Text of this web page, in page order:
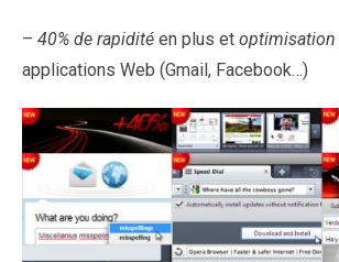
– 40% de rapidité en plus et optimisation
applications Web (Gmail, Facebook…)